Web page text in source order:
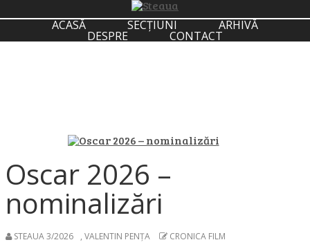
ACASĂ SECȚIUNI ARHIVĂ
DESPRE CONTACT
Oscar 2026 –
nominalizări
STEAUA 3/2026 , VALENTIN PENȚA CRONICA FILM